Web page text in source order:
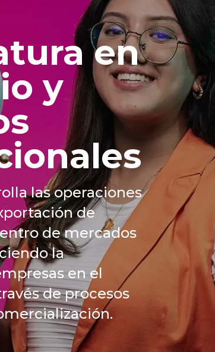
en
y
las operaciones
de
de mercados
la
en el
de procesos